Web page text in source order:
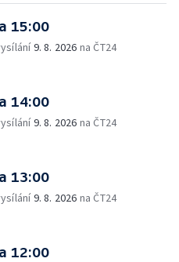
15:00
9. 8. 2026 na ČT24
14:00
9. 8. 2026 na ČT24
13:00
9. 8. 2026 na ČT24
12:00